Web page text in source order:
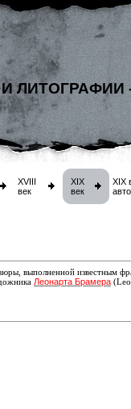
ЛИТОГРАФИИ
XVIII
век
XIX
век
XIX
выполненной известным
Леонарта Брамера